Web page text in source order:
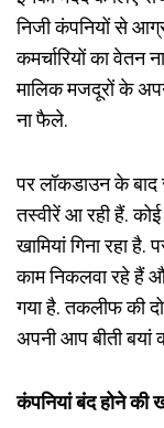
निजी कंपनियों से
कमर्चारियों का वेतन
मालिक मजदूरों के
ना फैले.
पर लॉकडाउन के बाद
तस्वीरें आ रही हैं.
खामियां गिना रहा
काम निकलवा रहे हैं
गया है. तकलीफ की
अपनी आप बीती बयां
कंपनियांबंदहोनेकी